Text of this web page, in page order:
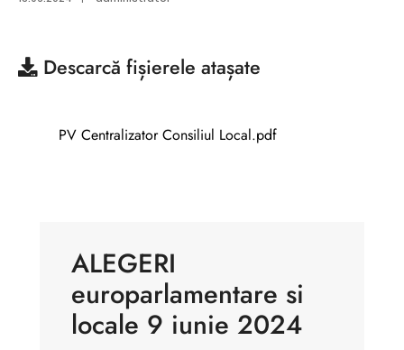
Descarcă fișierele atașate
PV Centralizator Consiliul Local.pdf
ALEGERI
europarlamentare si
locale 9 iunie 2024